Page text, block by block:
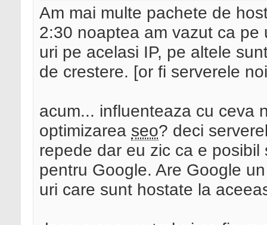
Am mai multe pachete de
2:30 noaptea am vazut ca
uri pe acelasi IP, pe altele
de crestere. [or fi serverele
acum... influenteaza cu ceva
optimizarea seo? deci
repede dar eu zic ca e
pentru Google. Are Google
uri care sunt hostate la